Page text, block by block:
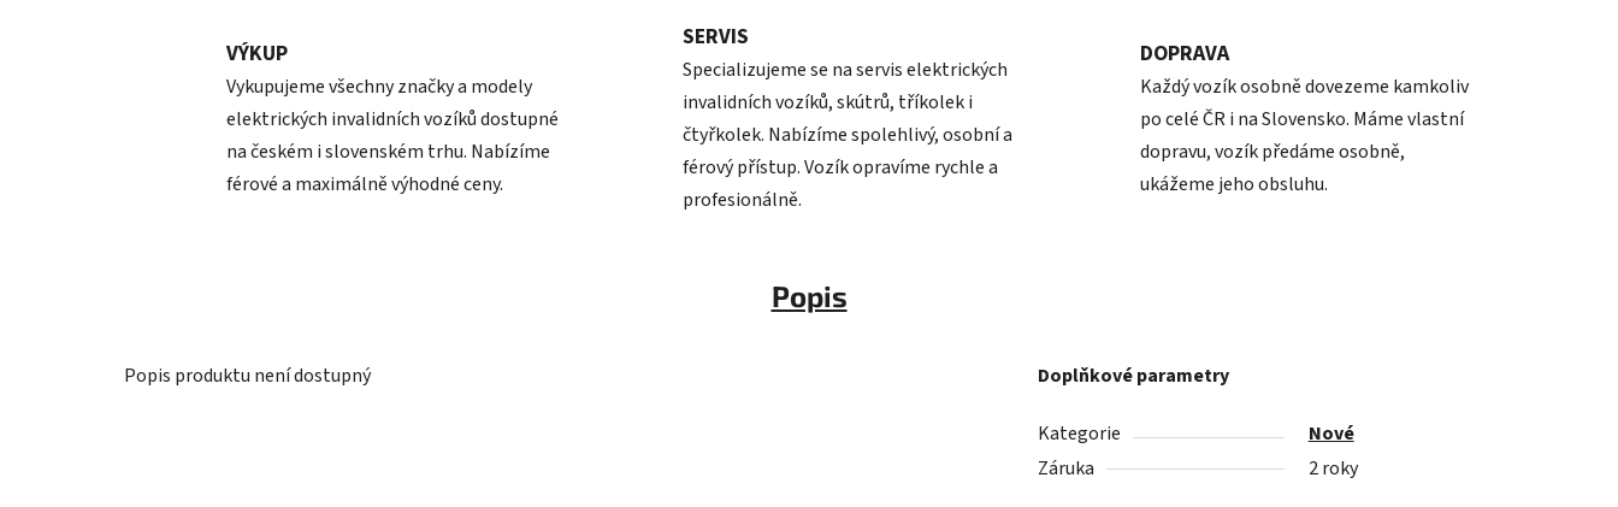
VÝKUP
Vykupujeme všechny značky a modely
elektrických invalidních vozíků dostupné
na českém i slovenském trhu. Nabízíme
férové a maximálně výhodné ceny.
SERVIS
Specializujeme se na servis elektrických
invalidních vozíků, skútrů, tříkolek i
čtyřkolek. Nabízíme spolehlivý, osobní a
férový přístup. Vozík opravíme rychle a
profesionálně.
DOPRAVA
Každý vozík osobně dovezeme kamkoliv
po celé ČR i na Slovensko. Máme vlastní
dopravu, vozík předáme osobně,
ukážeme jeho obsluhu.
Popis
Popis produktu není dostupný Doplňkové parametry
Kategorie
Nové
Záruka
2 roky